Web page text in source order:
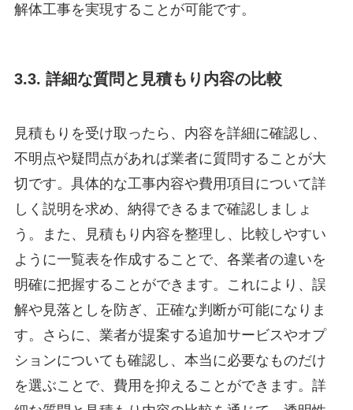
解体工事を実現することが可能です。
3.3. 詳細な質問と見積もり内容の比較
見積もりを受け取ったら、内容を詳細に確認し、
不明点や疑問点があれば業者に質問することが大
切です。具体的な工事内容や費用項目について詳
しく説明を求め、納得できるまで確認しましょ
う。また、見積もり内容を整理し、比較しやすい
ように一覧表を作成することで、各業者の違いを
明確に把握することができます。これにより、誤
解や見落としを防ぎ、正確な判断が可能になりま
す。さらに、業者が提案する追加サービスやオプ
ションについても確認し、本当に必要なものだけ
を選ぶことで、費用を抑えることができます。詳